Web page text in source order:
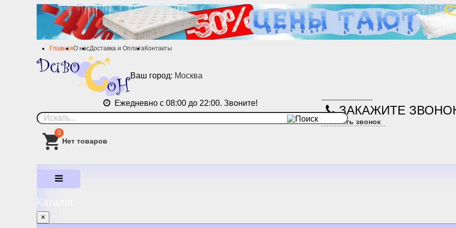
ГлавнаяО насДоставка и ОплатаКонтакты
Ваш город: Москва
Ежедневно с 08:00 до 22:00. Звоните! -------------------------
ЗАКАЖИТЕ
Заказать звонок
0
Каталог
×